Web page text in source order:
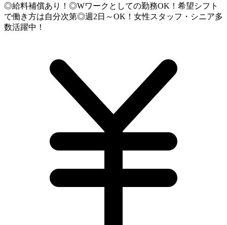
◎給料補償あり！◎Wワークとしての勤務OK！希望シフト
で働き方は自分次第◎週2日～OK！女性スタッフ・シニア多
数活躍中！